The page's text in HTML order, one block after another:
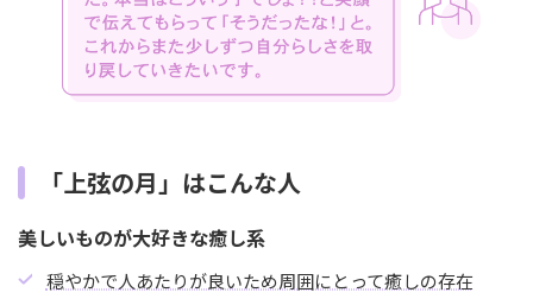
「上弦の月」はこんな人
美しいものが大好きな癒し系
穏やかで人あたりが良いため周囲にとって癒しの存在